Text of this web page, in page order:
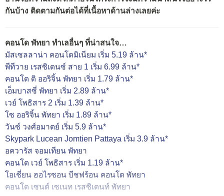
กันบ้าง ติดตามกันต่อได้ที่เนื้อหาด้านล่างเลยค่ะ
คอนโด พัทยา ทำเลอื่นๆ ที่น่าสนใจ…
มัสเซลลาน่า คอนโดมิเนียม เริ่ม 5.19 ล้าน*
พีทีวาย เรสซิเดนซ์ สาย 1 เริ่ม 6.99 ล้าน*
คอนโด ดิ ออริจิ้น พัทยา เริ่ม 1.79 ล้าน*
เอ็มบาสซี่ พัทยา เริ่ม 2.89 ล้าน*
เวย์ โพธิสาร 2 เริ่ม 1.39 ล้าน*
โซ ออริจิ้น พัทยา เริ่ม 1.89 ล้าน*
วันซ์ วงศ์อมาตย์ เริ่ม 5.9 ล้าน*
Skypark Lucean Jomtien Pattaya เริ่ม 3.9 ล้าน*
อควารัส จอมเทียน พัทยา
คอนโด เวย์ โพธิสาร เริ่ม 1.19 ล้าน*
โอเชี่ยน ฮอไรซอน บีชฟร้อน คอนโด พัทยา
คอนโด เซนต์ เซเนท เรสซิเดนท์ พัทยา